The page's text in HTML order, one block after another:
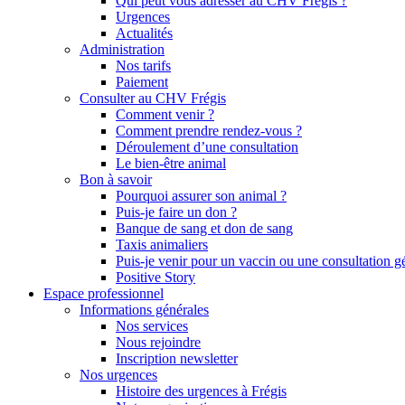
Urgences
Actualités
Administration
Nos tarifs
Paiement
Consulter au CHV Frégis
Comment venir ?
Comment prendre rendez-vous ?
Déroulement d’une consultation
Le bien-être animal
Bon à savoir
Pourquoi assurer son animal ?
Puis-je faire un don ?
Banque de sang et don de sang
Taxis animaliers
Puis-je venir pour un vaccin ou une consultation
Positive Story
Espace professionnel
Informations générales
Nos services
Nous rejoindre
Inscription newsletter
Nos urgences
Histoire des urgences à Frégis